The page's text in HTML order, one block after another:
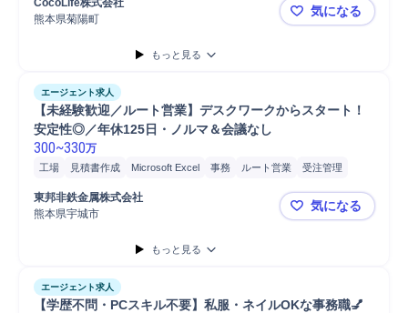
CocoLife株式会社
熊本県菊陽町
【CocoLife
気になる
もっと見る
エージェント求人
【未経験歓迎／ルート営業】デスクワークからスタート！
安定性◎／年休125日・ノルマ＆会議なし
300~330万
工場 見積書作成 Microsoft Excel 事務 ルート営業 受注管理
東邦非鉄金属株式会社
熊本県宇城市
【未経験歓
気になる
もっと見る
エージェント求人
【学歴不問・PCスキル不要】私服・ネイルOKな事務職💅